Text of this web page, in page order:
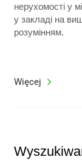
нерухомості у
у закладі на
розумінням.
Więcej